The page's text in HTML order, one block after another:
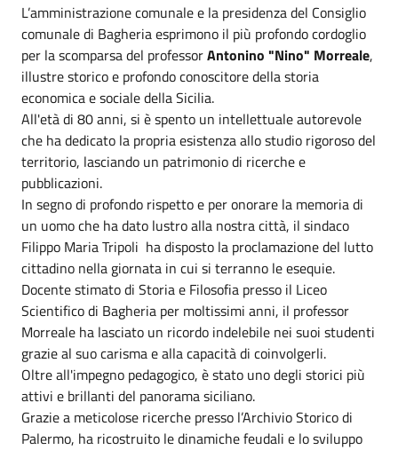
L’amministrazione comunale e la presidenza del Consiglio
comunale di Bagheria esprimono il più profondo cordoglio
per la scomparsa del professorAntonino "Nino" Morreale,
illustre storico e profondo conoscitore della storia
economica e sociale della Sicilia.
All'età di 80 anni, si è spento un intellettuale autorevole
che ha dedicato la propria esistenza allo studio rigoroso del
territorio, lasciando un patrimonio di ricerche e
pubblicazioni.
In segno di profondo rispetto e per onorare la memoria di
un uomo che ha dato lustro alla nostra città, il sindaco
Filippo Maria Tripoli ha disposto la proclamazione del lutto
cittadino nella giornata in cui si terranno le esequie.
Docente stimato di Storia e Filosofia presso il Liceo
Scientifico di Bagheria per moltissimi anni, il professor
Morreale ha lasciato un ricordo indelebile nei suoi studenti
grazie al suo carisma e alla capacità di coinvolgerli.
Oltre all'impegno pedagogico, è stato uno degli storici più
attivi e brillanti del panorama siciliano.
Grazie a meticolose ricerche presso l’Archivio Storico di
Palermo, ha ricostruito le dinamiche feudali e lo sviluppo